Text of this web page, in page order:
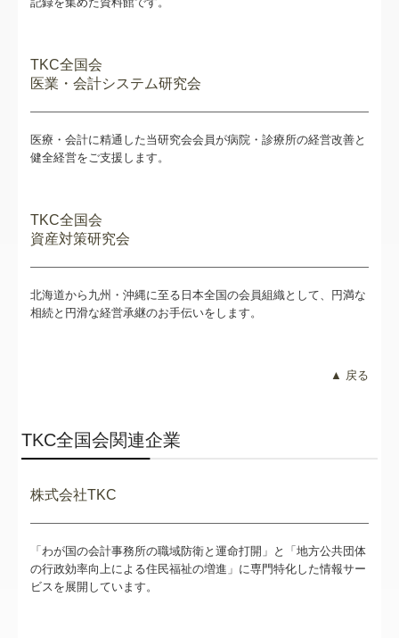
TKC全国会
医業・会計システム研究会
医療・会計に精通した当研究会会員が病院・診療所の経営改善と
健全経営をご支援します。
TKC全国会
資産対策研究会
北海道から九州・沖縄に至る日本全国の会員組織として、円満な
相続と円滑な経営承継のお手伝いをします。
▲ 戻る
TKC全国会関連企業
株式会社TKC
「わが国の会計事務所の職域防衛と運命打開」と「地方公共団体
の行政効率向上による住民福祉の増進」に専門特化した情報サー
ビスを展開しています。